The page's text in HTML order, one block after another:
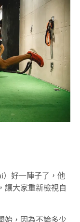
）好一陣子了，他
讓大家重新檢視自
始，因為不論多少